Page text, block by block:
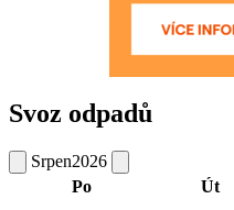
Svoz odpadů
Srpen2026
Po
Út